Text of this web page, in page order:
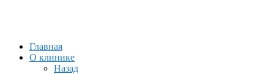
Главная
О клинике
Назад